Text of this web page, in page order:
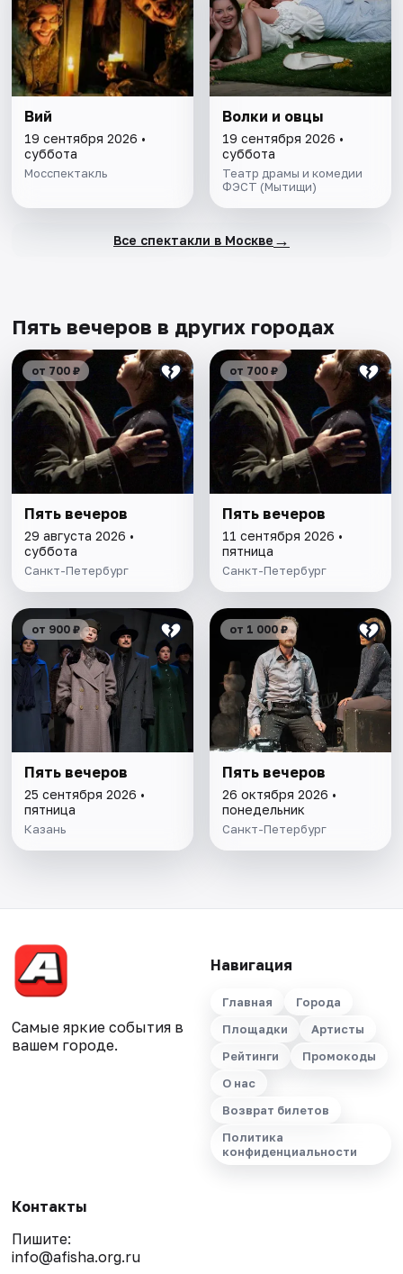
Вий
19 сентября 2026 •
суббота
Мосспектакль
Волки и овцы
19 сентября 2026 •
суббота
Театр драмы и комедии
ФЭСТ (Мытищи)
Все спектакли в Москве →
Пять вечеров в других городах
от 700 ₽
Пять вечеров
29 августа 2026 •
суббота
Санкт-Петербург
от 700 ₽
Пять вечеров
11 сентября 2026 •
пятница
Санкт-Петербург
от 900 ₽
Пять вечеров
25 сентября 2026 •
пятница
Казань
от 1 000 ₽
Пять вечеров
26 октября 2026 •
понедельник
Санкт-Петербург
Самые яркие события в
вашем городе.
Навигация
Главная
Города
Площадки
Артисты
Рейтинги
Промокоды
О нас
Возврат билетов
Политика
конфиденциальности
Контакты
Пишите:
info@afisha.org.ru